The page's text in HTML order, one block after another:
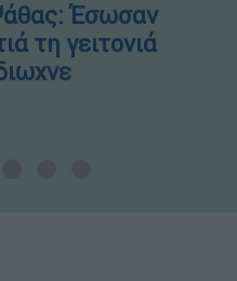
Έσωσαν
τη γειτονιά